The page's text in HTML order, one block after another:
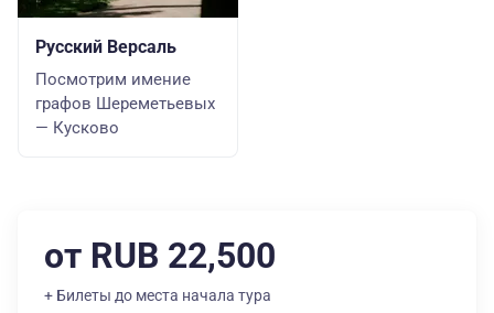
Русский Версаль
Посмотрим имение
графов Шереметьевых
— Кусково
от RUB 22,500
+ Билеты до места начала тура